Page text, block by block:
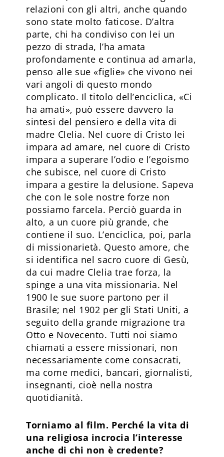
relazioni con gli altri, anche quando
sono state molto faticose. D’altra
parte, chi ha condiviso con lei un
pezzo di strada, l’ha amata
profondamente e continua ad amarla,
penso alle sue «figlie» che vivono nei
vari angoli di questo mondo
complicato. Il titolo dell’enciclica, «Ci
ha amati», può essere davvero la
sintesi del pensiero e della vita di
madre Clelia. Nel cuore di Cristo lei
impara ad amare, nel cuore di Cristo
impara a superare l’odio e l’egoismo
che subisce, nel cuore di Cristo
impara a gestire la delusione. Sapeva
che con le sole nostre forze non
possiamo farcela. Perciò guarda in
alto, a un cuore più grande, che
contiene il suo. L’enciclica, poi, parla
di missionarietà. Questo amore, che
si identifica nel sacro cuore di Gesù,
da cui madre Clelia trae forza, la
spinge a una vita missionaria. Nel
1900 le sue suore partono per il
Brasile; nel 1902 per gli Stati Uniti, a
seguito della grande migrazione tra
Otto e Novecento. Tutti noi siamo
chiamati a essere missionari, non
necessariamente come consacrati,
ma come medici, bancari, giornalisti,
insegnanti, cioè nella nostra
quotidianità.
Torniamo al film. Perché la vita di
una religiosa incrocia l’interesse
anche di chi non è credente?